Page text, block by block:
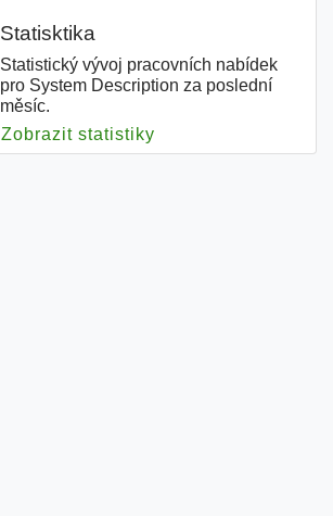
Statisktika
Statistický vývoj pracovních nabídek
pro System Description za poslední
měsíc.
Zobrazit statistiky